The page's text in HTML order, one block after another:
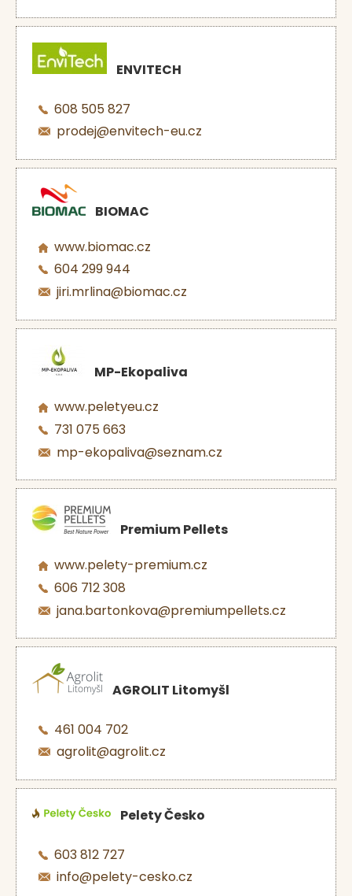
ENVITECH
608 505 827
prodej@envitech-eu.cz
BIOMAC
www.biomac.cz
604 299 944
jiri.mrlina@biomac.cz
MP-Ekopaliva
www.peletyeu.cz
731 075 663
mp-ekopaliva@seznam.cz
Premium Pellets
www.pelety-premium.cz
606 712 308
jana.bartonkova@premiumpellets.cz
AGROLIT Litomyšl
461 004 702
agrolit@agrolit.cz
Pelety Česko
603 812 727
info@pelety-cesko.cz